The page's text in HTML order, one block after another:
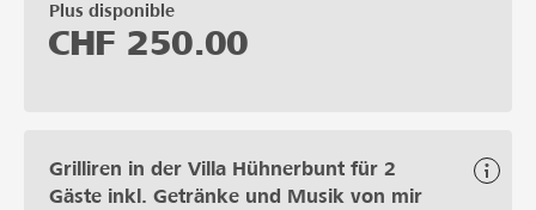
Plus disponible
CHF 250.00
Grilliren in der Villa Hühnerbunt für 2
Gäste inkl. Getränke und Musik von mir